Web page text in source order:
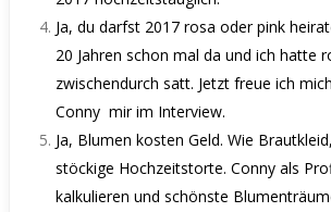
Ja, du darfst 2017 rosa oder pink
20 Jahren schon mal da und ich hatte
zwischendurch satt. Jetzt freue ich
Conny mir im Interview.
Ja, Blumen kosten Geld. Wie
stöckige Hochzeitstorte. Conny als
kalkulieren und schönste